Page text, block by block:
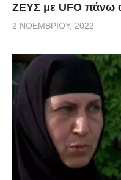
ΖΕΥΣ με UFO πάνω
2 ΝΟΕΜΒΡΊΟΥ, 2022